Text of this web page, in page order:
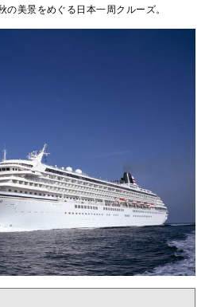
美景をめぐる日本一周クルーズ。